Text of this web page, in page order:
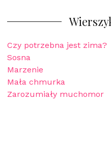
Czy potrzebna jest zima?
Sosna
Marzenie
Mała chmurka
Zarozumiały muchomor